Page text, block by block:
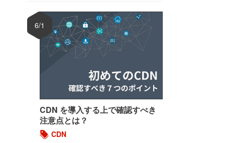
CDN を導入する上で確認すべき
注意点とは？
6/1
CDN